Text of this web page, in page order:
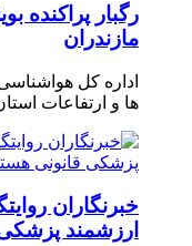
رگبار پراکنده
مازندران
اداره کل هواشناسی
ها و ارتفاعات
خبرنگاران
ارزشمند